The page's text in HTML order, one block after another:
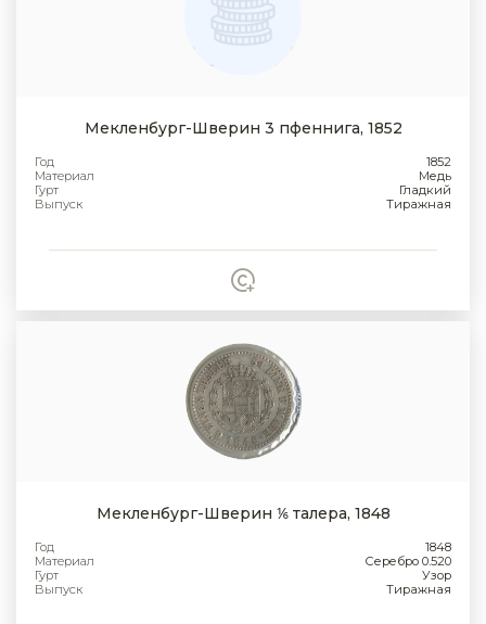
Мекленбург-Шверин 3 пфеннига, 1852
Год
1852
Материал
Медь
Гурт
Гладкий
Выпуск
Тиражная
Мекленбург-Шверин ⅙ талера, 1848
Год
1848
Материал
Серебро 0.520
Гурт
Узор
Выпуск
Тиражная